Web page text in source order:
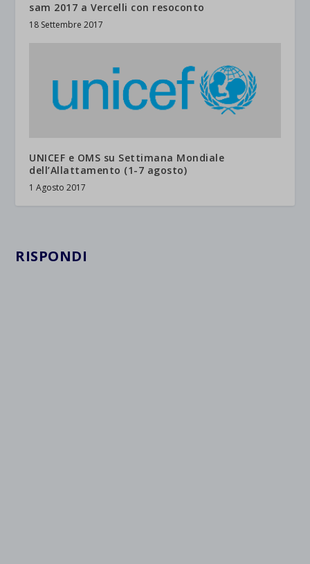
sam 2017 a Vercelli con resoconto
18 Settembre 2017
UNICEF e OMS su Settimana Mondiale
dell’Allattamento (1-7 agosto)
1 Agosto 2017
RISPONDI